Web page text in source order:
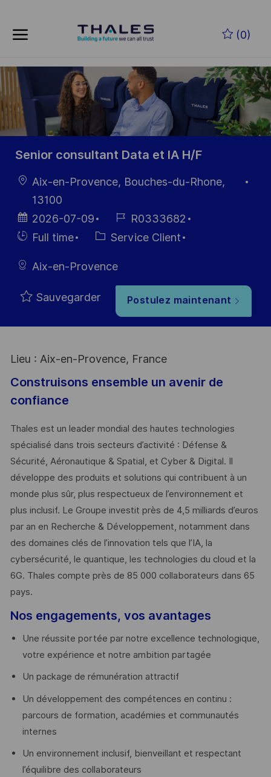
(0)
-
Senior consultant Data et IA H/F
localisation
Aix-en-Provence, Bouches-du-Rhone,
13100
Date
d’affichage
2026-07-09
Référence
du poste
R0333682
HiringFull time Catégorie
Service Client
Aix-en-Provence
Sauvegarder Postulez maintenant
Lieu : Aix-en-Provence, France
Construisons ensemble un avenir de
confiance
Thales est un leader mondial des hautes technologies
spécialisé dans trois secteurs d’activité : Défense &
Sécurité, Aéronautique & Spatial, et Cyber & Digital. Il
développe des produits et solutions qui contribuent à un
monde plus sûr, plus respectueux de l’environnement et
plus inclusif. Le Groupe investit près de 4,5 milliards d’euros
par an en Recherche & Développement, notamment dans
des domaines clés de l’innovation tels que l’IA, la
cybersécurité, le quantique, les technologies du cloud et la
6G. Thales compte près de 85 000 collaborateurs dans 65
pays. ​
Nos engagements, vos avantages
Une réussite portée par notre excellence technologique,
votre expérience et notre ambition partagée
Un package de rémunération attractif
Un développement des compétences en continu :
parcours de formation, académies et communautés
internes
Un environnement inclusif, bienveillant et respectant
l’équilibre des collaborateurs